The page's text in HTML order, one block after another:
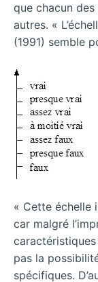
que chacun
autres. «
(1991) semble
« Cette échelle
car malgré
pas la
spécifiques.